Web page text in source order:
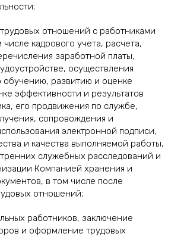
отношений с работниками
кадрового учета, расчета,
заработной платы,
осуществления
обучению, развитию и оценке
эффективности и результатов
его продвижения по службе,
сопровождения и
электронной подписи,
и качества выполняемой работы,
служебных расследований и
Компанией хранения и
в том числе после
отношений;
работников, заключение
и оформление трудовых